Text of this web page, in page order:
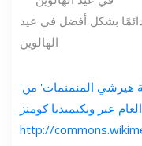
بشكل أفضل في عيد
الهالوين
'تشكيلة هيرشي المنمنمات' من MissingHailstone - العمل
عبر ويكيميديا ​​كومنز -
http://